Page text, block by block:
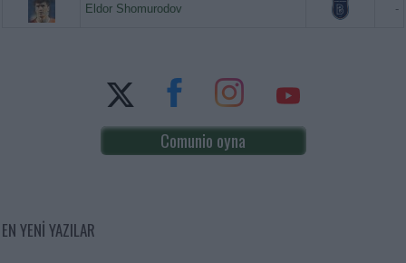
Eldor Shomurodov -
Comunio oyna
EN YENİ YAZILAR